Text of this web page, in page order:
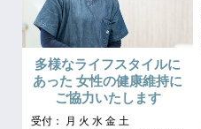
多様なライフスタイルに
あった 女性の健康維持に
ご協力いたします
受付： 月 火 水 金 土